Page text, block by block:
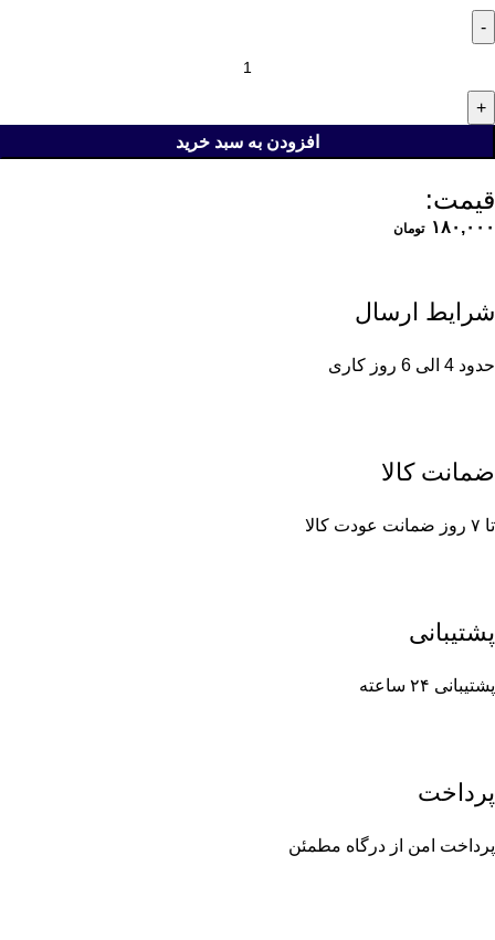
افزودن به سبد خرید
قیمت:
۱۸۰,۰۰۰ تومان
شرایط ارسال
حدود 4 الی 6 روز کاری
ضمانت کالا
تا ۷ روز ضمانت عودت کالا
پشتیبانی
پشتیبانی ۲۴ ساعته
پرداخت
پرداخت امن از درگاه مطمئن